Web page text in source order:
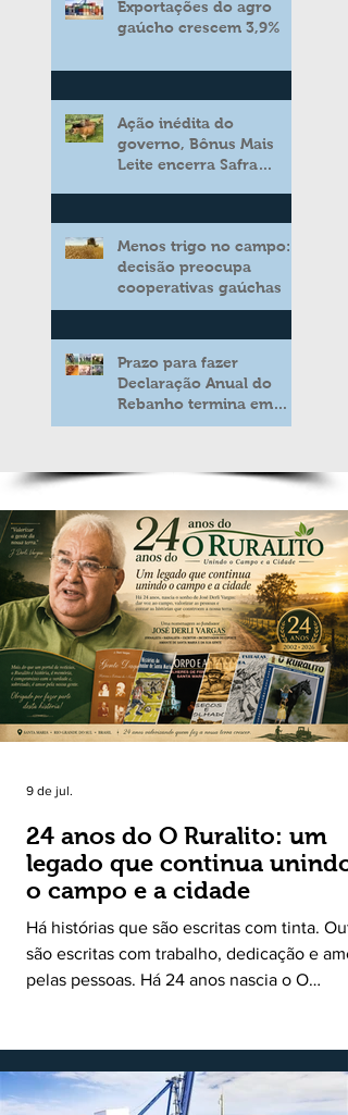
Exportações do agro
gaúcho crescem 3,9%
Ação inédita do
governo, Bônus Mais
Leite encerra Safra
aos produtores de leite
Menos trigo no campo:
decisão preocupa
cooperativas gaúchas
Prazo para fazer
Declaração Anual do
Rebanho termina em
duas semanas
24 anos do O Ruralito: um
legado que continua unindo
o campo e a cidade
Há histórias que são escritas com tinta.
são escritas com trabalho, dedicação e
pelas pessoas. Há 24 anos nascia o O
das comunidades e dar voz às pessoas que
muitas vezes passam despercebidas pelos
9 de jul.